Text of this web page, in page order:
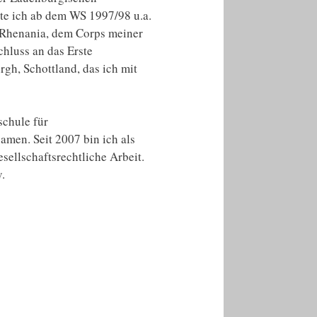
ich ab dem WS 1997/98 u.a.
dem Corps meiner
an das Erste
Schottland, das ich mit
für
Seit 2007 bin ich als
Arbeit.